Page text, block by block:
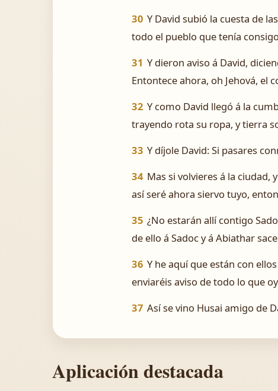
30 Y David subió la cuesta de
todo el pueblo que tenía
31 Y dieron aviso á David,
Entontece ahora, oh Jehová, el
32 Y como David llegó á la
trayendo rota su ropa, y tierra
33 Y díjole David: Si pasares
34 Mas si volvieres á la ciudad,
así seré ahora siervo tuyo,
35 ¿No estarán allí contigo
de ello á Sadoc y á Abiathar
36 Y he aquí que están con
enviaréis aviso de todo lo que
37 Así se vino Husai amigo de
Aplicación destacada